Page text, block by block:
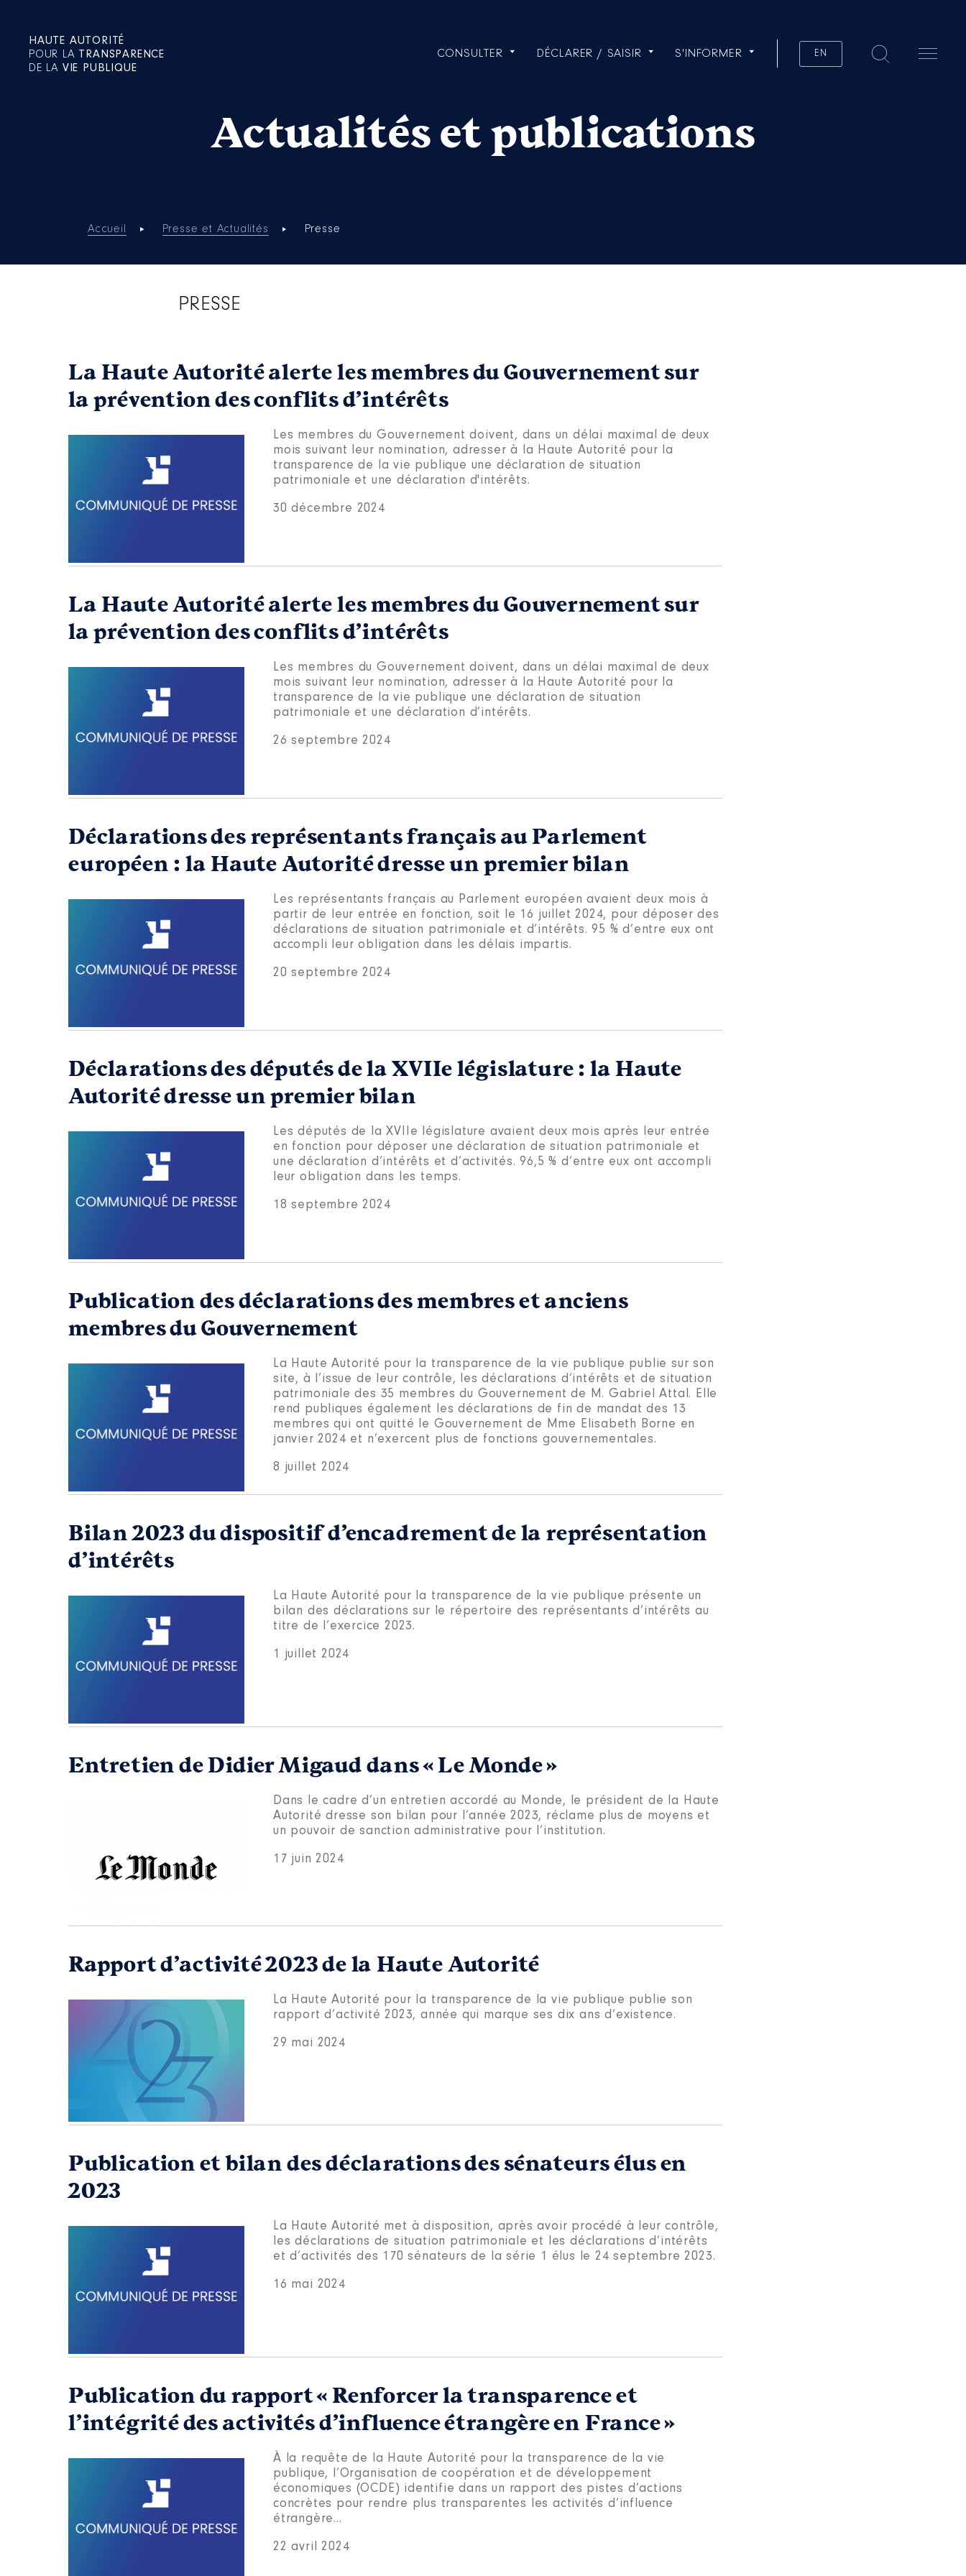
HAUTE AUTORITÉ
POUR LA TRANSPARENCE
DE LA VIE PUBLIQUE
CONSULTER DÉCLARER / SAISIR S'INFORMER EN
Actualités et publications
Accueil Presse et Actualités Presse
PRESSE
La Haute Autorité alerte les membres du Gouvernement sur
la prévention des conflits d’intérêts
Les membres du Gouvernement doivent, dans un délai maximal de deux
mois suivant leur nomination, adresser à la Haute Autorité pour la
transparence de la vie publique une déclaration de situation
patrimoniale et une déclaration d'intérêts.
30 décembre 2024
La Haute Autorité alerte les membres du Gouvernement sur
la prévention des conflits d’intérêts
Les membres du Gouvernement doivent, dans un délai maximal de deux
mois suivant leur nomination, adresser à la Haute Autorité pour la
transparence de la vie publique une déclaration de situation
patrimoniale et une déclaration d’intérêts.
26 septembre 2024
Déclarations des représentants français au Parlement
européen : la Haute Autorité dresse un premier bilan
Les représentants français au Parlement européen avaient deux mois à
partir de leur entrée en fonction, soit le 16 juillet 2024, pour déposer des
déclarations de situation patrimoniale et d’intérêts. 95 % d’entre eux ont
accompli leur obligation dans les délais impartis.
20 septembre 2024
Déclarations des députés de la XVIIe législature : la Haute
Autorité dresse un premier bilan
Les députés de la XVIIe législature avaient deux mois après leur entrée
en fonction pour déposer une déclaration de situation patrimoniale et
une déclaration d’intérêts et d’activités. 96,5 % d’entre eux ont accompli
leur obligation dans les temps.
18 septembre 2024
Publication des déclarations des membres et anciens
membres du Gouvernement
La Haute Autorité pour la transparence de la vie publique publie sur son
site, à l’issue de leur contrôle, les déclarations d’intérêts et de situation
patrimoniale des 35 membres du Gouvernement de M. Gabriel Attal. Elle
rend publiques également les déclarations de fin de mandat des 13
membres qui ont quitté le Gouvernement de Mme Elisabeth Borne en
janvier 2024 et n’exercent plus de fonctions gouvernementales.
8 juillet 2024
Bilan 2023 du dispositif d’encadrement de la représentation
d’intérêts
La Haute Autorité pour la transparence de la vie publique présente un
bilan des déclarations sur le répertoire des représentants d’intérêts au
titre de l’exercice 2023.
1 juillet 2024
Entretien de Didier Migaud dans « Le Monde »
Dans le cadre d’un entretien accordé au Monde, le président de la Haute
Autorité dresse son bilan pour l’année 2023, réclame plus de moyens et
un pouvoir de sanction administrative pour l’institution.
17 juin 2024
Rapport d’activité 2023 de la Haute Autorité
La Haute Autorité pour la transparence de la vie publique publie son
rapport d’activité 2023, année qui marque ses dix ans d’existence.
29 mai 2024
Publication et bilan des déclarations des sénateurs élus en
2023
La Haute Autorité met à disposition, après avoir procédé à leur contrôle,
les déclarations de situation patrimoniale et les déclarations d’intérêts
et d’activités des 170 sénateurs de la série 1 élus le 24 septembre 2023.
16 mai 2024
Publication du rapport « Renforcer la transparence et
l’intégrité des activités d’influence étrangère en France »
À la requête de la Haute Autorité pour la transparence de la vie
publique, l’Organisation de coopération et de développement
économiques (OCDE) identifie dans un rapport des pistes d’actions
concrètes pour rendre plus transparentes les activités d’influence
étrangère...
22 avril 2024